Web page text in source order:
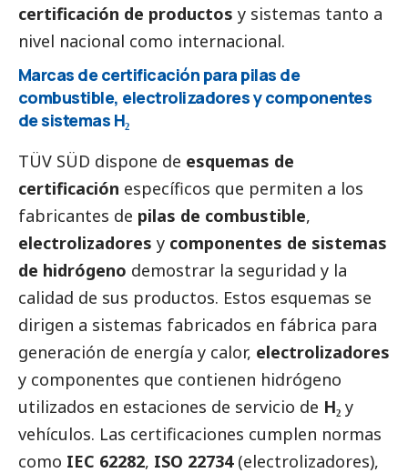
certificación de productos y sistemas tanto a
nivel nacional como internacional.
Marcas de certificación para pilas de
combustible, electrolizadores y componentes
de sistemas H₂
TÜV SÜD dispone de esquemas de
certificación específicos que permiten a los
fabricantes de pilas de combustible,
electrolizadores y componentes de sistemas
de hidrógeno demostrar la seguridad y la
calidad de sus productos. Estos esquemas se
dirigen a sistemas fabricados en fábrica para
generación de energía y calor, electrolizadores
y componentes que contienen hidrógeno
utilizados en estaciones de servicio de H₂ y
vehículos. Las certificaciones cumplen normas
como IEC 62282, ISO 22734(electrolizadores),